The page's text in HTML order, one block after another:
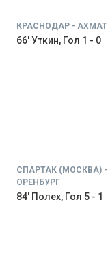
КРАСНОДАР - АХМАТ
66' Уткин, Гол 1 - 0
СПАРТАК (МОСКВА) -
ОРЕНБУРГ
84' Полех, Гол 5 - 1